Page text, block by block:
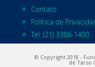
Contato
Política de
Tel: (21) 3386-1400
© Copyright 2018 -
de Tarso